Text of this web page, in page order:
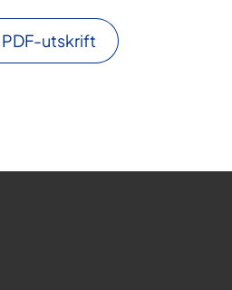
PDF-utskrift